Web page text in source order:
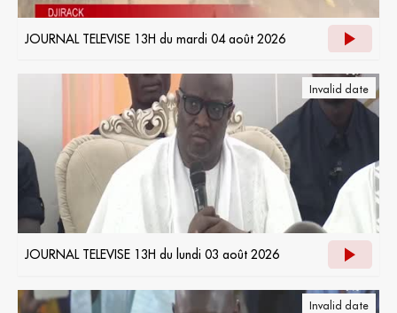
JOURNAL TELEVISE 13H du mardi 04 août 2026
Invalid date
JOURNAL TELEVISE 13H du lundi 03 août 2026
Invalid date